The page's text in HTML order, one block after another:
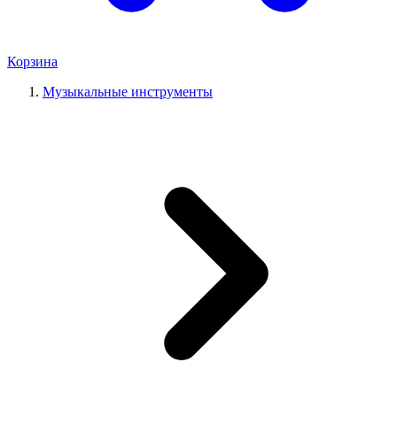
Корзина
Музыкальные инструменты